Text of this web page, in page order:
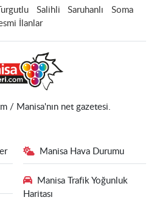
Salihli Saruhanlı
Soma
İlanlar
/ Manisa'nın net gazetesi.
Manisa Hava Durumu
Manisa Trafik Yoğunluk
Haritası